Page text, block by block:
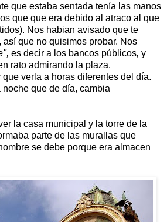
que estaba sentada tenía las manos
que que era debido al atraco al que
Nos habian avisado que te
que no quisimos probar. Nos
es decir a los bancos públicos, y
rato admirando la plaza.
verla a horas diferentes del día.
que de día, cambia
la casa municipal y la torre de la
parte de las murallas que
se debe porque era almacen